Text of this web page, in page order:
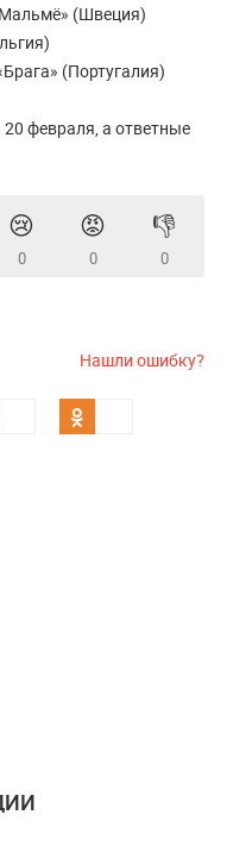
(Швеция)
(Португалия)
февраля, а ответные
😢
0
😡
0
👎
0
Нашли ошибку?